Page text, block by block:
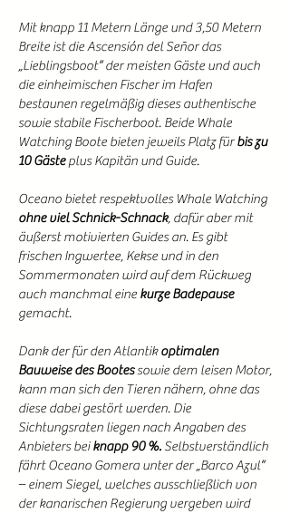
Mit knapp 11 Metern Länge und 3,50 Metern
Breite ist die Ascensión del Señor das
„Lieblingsboot“ der meisten Gäste und auch
die einheimischen Fischer im Hafen
bestaunen regelmäßig dieses authentische
sowie stabile Fischerboot. Beide Whale
Watching Boote bieten jeweils Platz fürbis zu
10 Gästeplus Kapitän und Guide.
Oceano bietet respektvolles Whale Watching
ohne viel Schnick-Schnack, dafür aber mit
äußerst motivierten Guides an. Es gibt
frischen Ingwertee, Kekse und in den
Sommermonaten wird auf dem Rückweg
auch manchmal eine kurze Badepause
gemacht.
Dank der für den Atlantikoptimalen
Bauweise des Bootessowie dem leisen Motor,
kann man sich den Tieren nähern, ohne das
diese dabei gestört werden. Die
Sichtungsraten liegen nach Angaben des
Anbieters beiknapp 90 %. Selbstverständlich
fährt Oceano Gomera unter der „Barco Azul“
– einem Siegel, welches ausschließlich von
der kanarischen Regierung vergeben wird